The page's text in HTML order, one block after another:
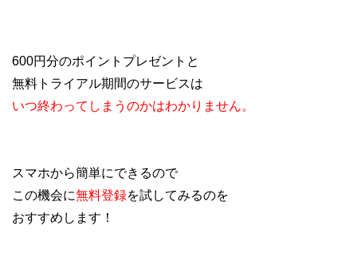
600円分のポイントプレゼントと
無料トライアル期間のサービスは
いつ終わってしまうのかはわかりません。
スマホから簡単にできるので
この機会に無料登録を試してみるのを
おすすめします！